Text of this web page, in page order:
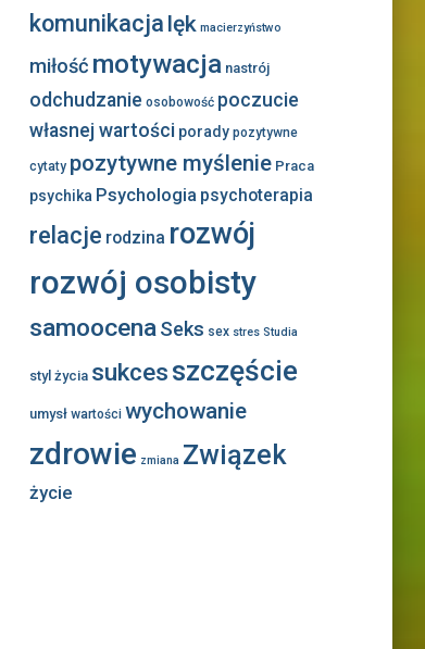
komunikacja lęk macierzyństwo
miłość motywacja nastrój
odchudzanie osobowość poczucie
własnej wartości porady pozytywne
cytaty pozytywne myślenie Praca
psychika Psychologia psychoterapia
relacje rodzina rozwój
rozwój osobisty
samoocena Seks sex stres Studia
styl życia sukcesszczęście
umysł wartości wychowanie
zdrowie zmiana Związek
życie